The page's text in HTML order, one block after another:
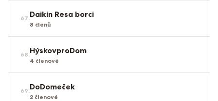
67.Daikin Resa borci
8 členů
68.HýskovproDom
4 členové
69.DoDomeček
2 členové